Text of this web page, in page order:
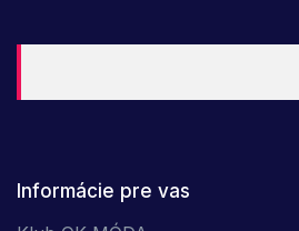
Informácie pre vas